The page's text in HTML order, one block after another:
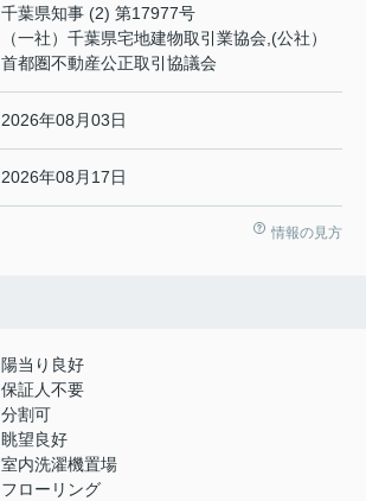
千葉県知事 (2) 第17977号
（一社）千葉県宅地建物取引業協会,(公社）
首都圏不動産公正取引協議会
2026年08月03日
2026年08月17日
情報の見方
陽当り良好
保証人不要
分割可
眺望良好
室内洗濯機置場
フローリング